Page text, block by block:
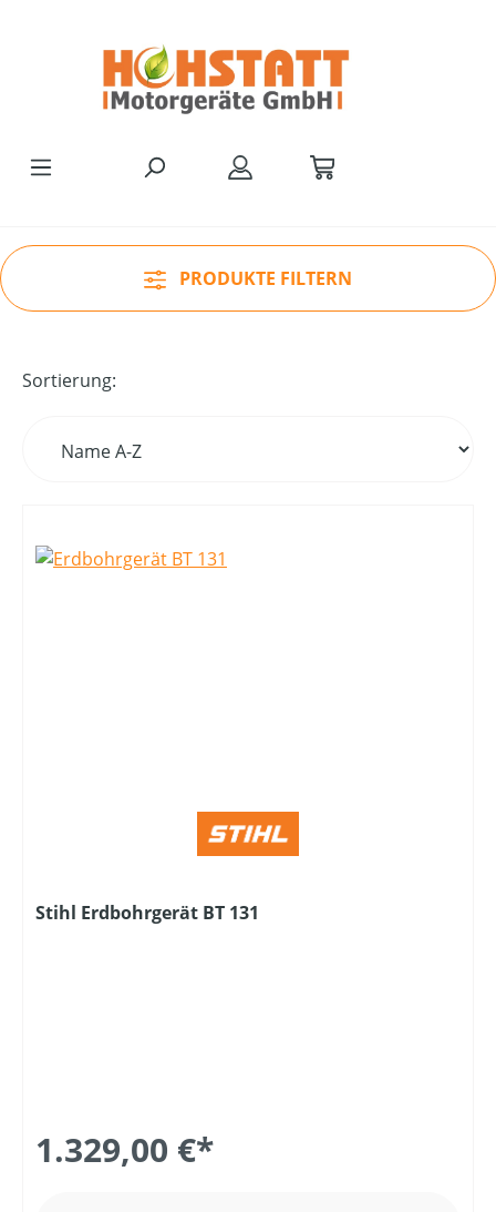
PRODUKTE FILTERN
Sortierung:
Stihl Erdbohrgerät BT 131
1.329,00 €*